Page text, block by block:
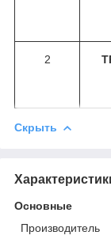
2
Скрыть
Основные
Производитель